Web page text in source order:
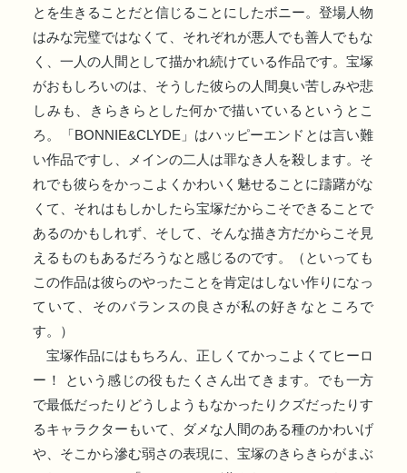
とを生きることだと信じることにしたボニー。登場人物
はみな完璧ではなくて、それぞれが悪人でも善人でもな
く、一人の人間として描かれ続けている作品です。宝塚
がおもしろいのは、そうした彼らの人間臭い苦しみや悲
しみも、きらきらとした何かで描いているというとこ
ろ。「BONNIE&CLYDE」はハッピーエンドとは言い難
い作品ですし、メインの二人は罪なき人を殺します。そ
れでも彼らをかっこよくかわいく魅せることに躊躇がな
くて、それはもしかしたら宝塚だからこそできることで
あるのかもしれず、そして、そんな描き方だからこそ見
えるものもあるだろうなと感じるのです。（といっても
この作品は彼らのやったことを肯定はしない作りになっ
ていて、そのバランスの良さが私の好きなところで
す。）
宝塚作品にはもちろん、正しくてかっこよくてヒーロ
ー！ という感じの役もたくさん出てきます。でも一方
で最低だったりどうしようもなかったりクズだったりす
るキャラクターもいて、ダメな人間のある種のかわいげ
や、そこから滲む弱さの表現に、宝塚のきらきらがまぶ